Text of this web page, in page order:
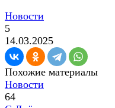
Новости
5
14.03.2025
Похожие материалы
Новости
64